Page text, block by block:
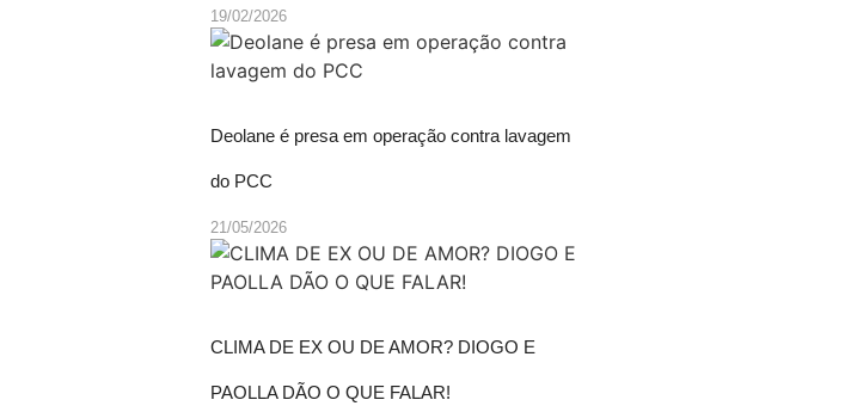
19/02/2026
Deolane é presa em operação contra lavagem
do PCC
21/05/2026
CLIMA DE EX OU DE AMOR? DIOGO E
PAOLLA DÃO O QUE FALAR!